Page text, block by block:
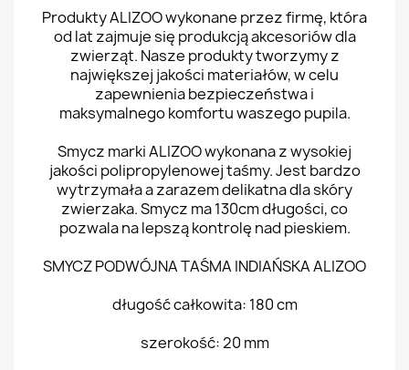
Produkty ALIZOO wykonane przez firmę, która
od lat zajmuje się produkcją akcesoriów dla
zwierząt. Nasze produkty tworzymy z
największej jakości materiałów, w celu
zapewnienia bezpieczeństwa i
maksymalnego komfortu waszego pupila.
Smycz marki ALIZOO wykonana z wysokiej
jakości polipropylenowej taśmy. Jest bardzo
wytrzymała a zarazem delikatna dla skóry
zwierzaka. Smycz ma 130cm długości, co
pozwala na lepszą kontrolę nad pieskiem.
SMYCZ PODWÓJNA TAŚMA INDIAŃSKA ALIZOO
długość całkowita: 180 cm
szerokość: 20 mm